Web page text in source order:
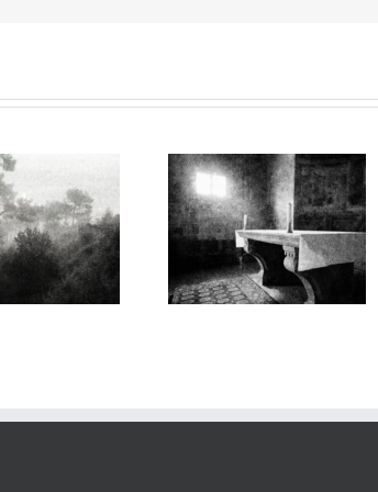
Sur l’Épaule du Temps Sur l’Épaule du Temps